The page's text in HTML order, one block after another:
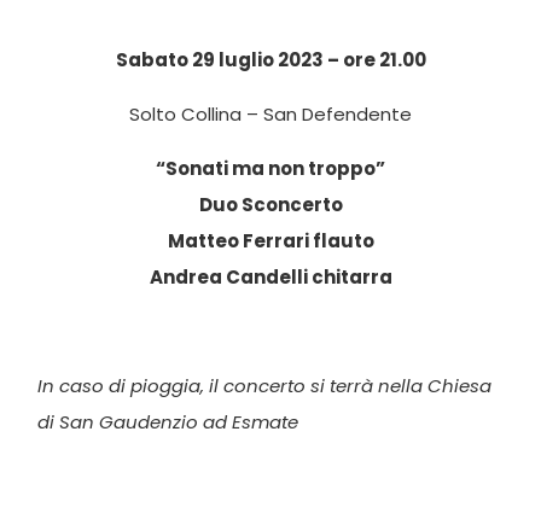
Sabato 29 luglio 2023 – ore 21.00
Solto Collina – San Defendente
“Sonati ma non troppo”
Duo Sconcerto
Matteo Ferrari flauto
Andrea Candelli chitarra
In caso di pioggia, il concerto si terrà nella Chiesa
di San Gaudenzio ad Esmate